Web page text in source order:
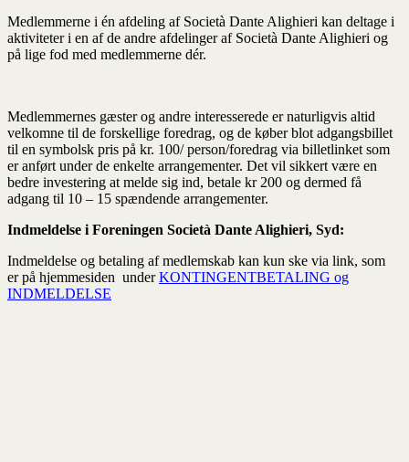
Medlemmerne i én afdeling af Società Dante Alighieri kan deltage i
aktiviteter i en af de andre afdelinger af Società Dante Alighieri og
på lige fod med medlemmerne dér.
Medlemmernes gæster og andre interesserede er naturligvis altid
velkomne til de forskellige foredrag, og de køber blot adgangsbillet
til en symbolsk pris på kr. 100/ person/foredrag via billetlinket som
er anført under de enkelte arrangementer. Det vil sikkert være en
bedre investering at melde sig ind, betale kr 200 og dermed få
adgang til 10 – 15 spændende arrangementer.
Indmeldelse i Foreningen Società Dante Alighieri, Syd:
Indmeldelse og betaling af medlemskab kan kun ske via link, som
er på hjemmesiden underKONTINGENTBETALING og
INDMELDELSE